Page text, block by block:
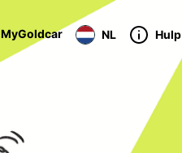
MyGoldcar NL Hulp